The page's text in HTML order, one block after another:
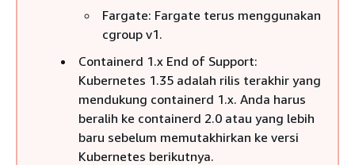
Fargate: Fargate terus menggunakan
cgroup v1.
Containerd 1.x End of Support:
Kubernetes 1.35 adalah rilis terakhir yang
mendukung containerd 1.x. Anda harus
beralih ke containerd 2.0 atau yang lebih
baru sebelum memutakhirkan ke versi
Kubernetes berikutnya.